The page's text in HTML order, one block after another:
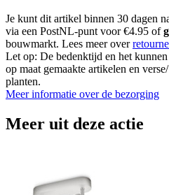
Je kunt dit artikel binnen 30 dagen
via een PostNL-punt voor €4.95 of
bouwmarkt. Lees meer over
Let op: De bedenktijd en het
op maat gemaakte artikelen en
planten.
Meer informatie over de bezorging
Meer uit deze actie